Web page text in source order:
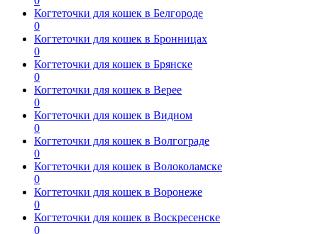
Когтеточки для кошек в Белгороде
0
Когтеточки для кошек в Бронницах
0
Когтеточки для кошек в Брянске
0
Когтеточки для кошек в Верее
0
Когтеточки для кошек в Видном
0
Когтеточки для кошек в Волгограде
0
Когтеточки для кошек в Волоколамске
0
Когтеточки для кошек в Воронеже
0
Когтеточки для кошек в Воскресенске
0